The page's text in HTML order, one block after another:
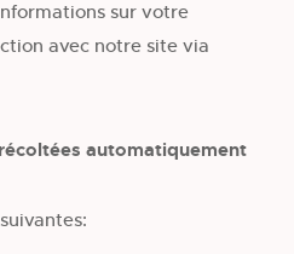
sur votre
avec notre site via
automatiquement